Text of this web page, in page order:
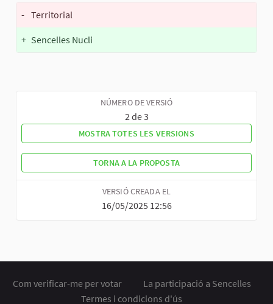
- Territorial
+ Sencelles Nucli
NÚMERO DE VERSIÓ
2 de 3
MOSTRA TOTES LES VERSIONS
TORNA A LA PROPOSTA
VERSIÓ CREADA EL
16/05/2025 12:56
Com verificar-me per votar
La participació a Sencelles
Termes i condicions d'ús